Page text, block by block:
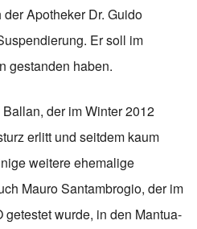
Apotheker Dr. Guido
Er soll im
gestanden haben.
der im Winter 2012
erlitt und seitdem kaum
weitere ehemalige
Mauro Santambrogio, der im
wurde, in den Mantua-